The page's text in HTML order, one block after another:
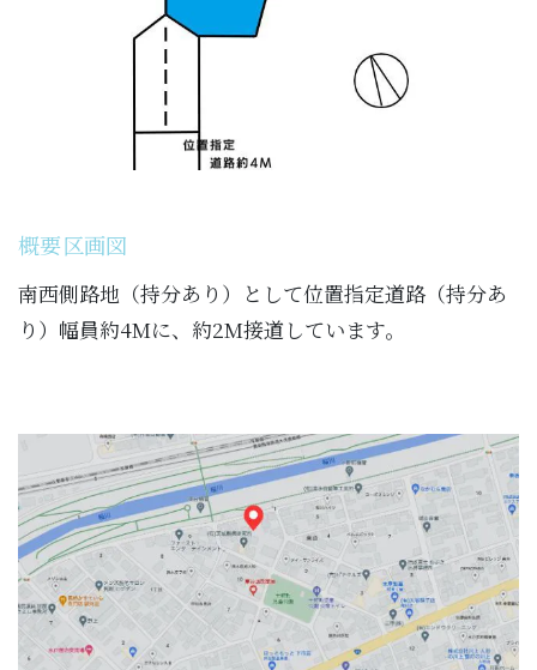
概要区画図
南西側路地（持分あり）として位置指定道路（持分あ
り）幅員約4Mに、約2M接道しています。